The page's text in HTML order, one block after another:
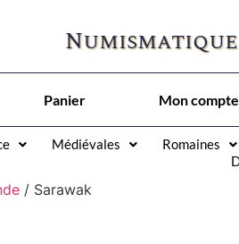
Panier Mon compte
Médiévales Romaines
/ Sarawak